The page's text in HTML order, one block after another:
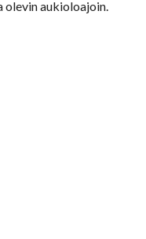
olevin aukioloajoin.